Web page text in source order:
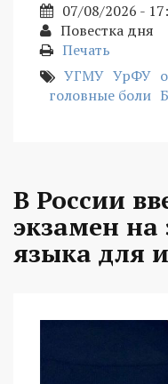
07/08/2026 -
Повестка дня
Печать
УГМУ УрФУ
головные боли
В России
экзамен на
языка для